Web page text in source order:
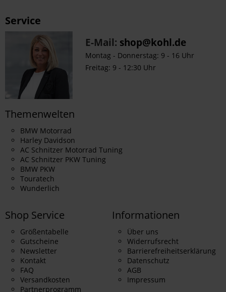
Service
E-Mail: shop@kohl.de
Montag - Donnerstag: 9 - 16 Uhr
Freitag: 9 - 12:30 Uhr
Themenwelten
BMW Motorrad
Harley Davidson
AC Schnitzer Motorrad Tuning
AC Schnitzer PKW Tuning
BMW PKW
Touratech
Wunderlich
Shop Service
Größentabelle
Gutscheine
Newsletter
Kontakt
FAQ
Versandkosten
Partnerprogramm
Informationen
Über uns
Widerrufsrecht
Barrierefreiheitserklärung
Datenschutz
AGB
Impressum